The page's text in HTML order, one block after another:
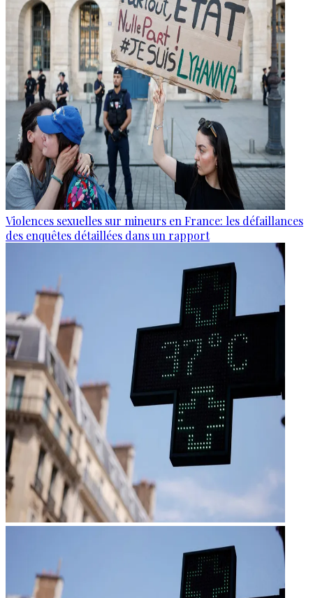
Violences sexuelles sur mineurs en France: les défaillances
des enquêtes détaillées dans un rapport